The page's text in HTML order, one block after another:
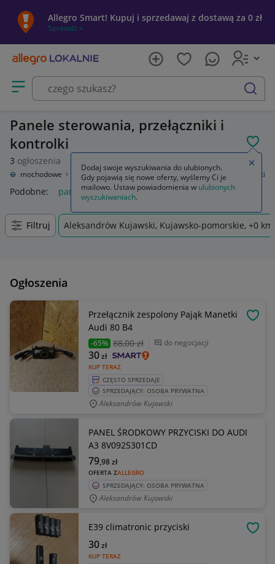
Allegro Smart! Kupuj i sprzedawaj z dostawą za 0 zł
Sprawdź »
Otwórz menu z kategoriami
szukaj
Panele sterowania, przełączniki i
kontrolki
3 ogłoszenia
samochodowe Wyposażenie wnętrza Panele sterowania, przełączniki
Podobne: panele sterowania przełączniki
Filtruj Aleksandrów Kujawski, Kujawsko-pomorskie, +0 km
Ogłoszenia
Przełącznik zespolony Pająk Manetki
Audi 80 B4
-65% 88,00 zł do negocjacji
KUP TERAZ
30zł
CZĘSTO SPRZEDAJE
SPRZEDAJĄCY: OSOBA PRYWATNA
Aleksandrów Kujawski
PANEL ŚRODKOWY PRZYCISKI DO AUDI
A3 8V0925301CD
OFERTA ZALLEGRO
79,98zł
SPRZEDAJĄCY: OSOBA PRYWATNA
Aleksandrów Kujawski
E39 climatronic przyciski
KUP TERAZ
30zł
Dodaj swoje wyszukiwania do ulubionych.
Gdy pojawią się nowe oferty, wyślemy Ci je
mailowo. Ustaw powiadomienia w ulubionych
wyszukiwaniach.